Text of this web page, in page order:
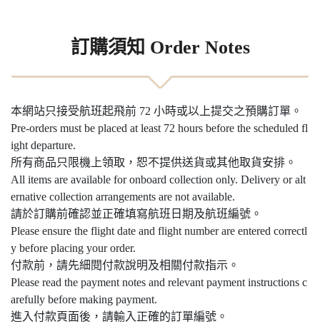
訂購須知 Order Notes
本網站只接受航班起飛前 72 小時或以上提交之預購訂單。
Pre-orders must be placed at least 72 hours before the scheduled fl
ight departure.
所有商品只限機上領取，恕不提供送貨或其他取貨安排。
All items are available for onboard collection only. Delivery or alt
ernative collection arrangements are not available.
請於訂購前確認並正確填寫航班日期及航班編號。
Please ensure the flight date and flight number are entered correctl
y before placing your order.
付款前，請先細閱付款說明及相關付款指示。
Please read the payment notes and relevant payment instructions c
arefully before making payment.
進入付款頁面後，請輸入正確的訂單編號。